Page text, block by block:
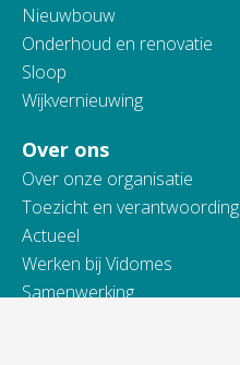
Nieuwbouw
Onderhoud en renovatie
Sloop
Wijkvernieuwing
Over ons
Over onze organisatie
Toezicht en verantwoording
Actueel
Werken bij Vidomes
Samenwerking